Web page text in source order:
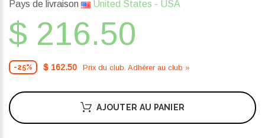
Pays de livraison United States - USA
$ 216.50
-25% $ 162.50 Prix ​​du club. Adhérer au club »
AJOUTER AU PANIER